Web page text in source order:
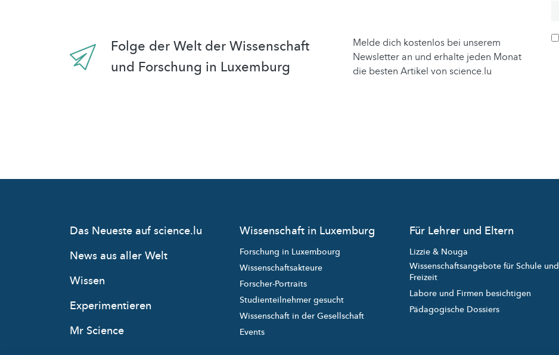
Folge der Welt der Wissenschaft
und Forschung in Luxemburg
Melde dich kostenlos bei unserem
Newsletter an und erhalte jeden Monat
die besten Artikel von science.lu
Das Neueste auf science.lu
News aus aller Welt
Wissen
Experimentieren
Mr Science
Wissenschaft in Luxemburg
Forschung in Luxembourg
Wissenschaftsakteure
Forscher-Portraits
Studienteilnehmer gesucht
Wissenschaft in der Gesellschaft
Events
Für Lehrer und Eltern
Lizzie & Nouga
Wissenschaftsangebote für Schule und
Freizeit
Labore und Firmen besichtigen
Pädagogische Dossiers